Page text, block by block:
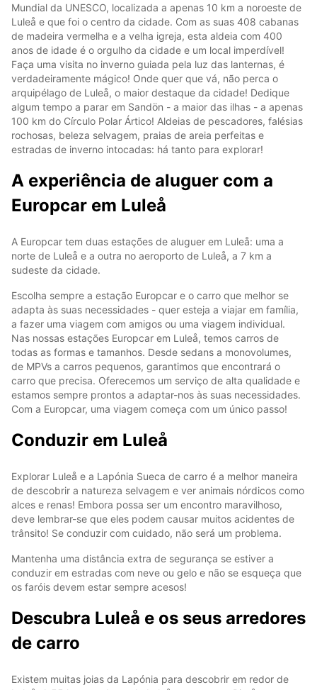
Mundial da UNESCO, localizada a apenas 10 km a noroeste de
Luleå e que foi o centro da cidade. Com as suas 408 cabanas
de madeira vermelha e a velha igreja, esta aldeia com 400
anos de idade é o orgulho da cidade e um local imperdível!
Faça uma visita no inverno guiada pela luz das lanternas, é
verdadeiramente mágico! Onde quer que vá, não perca o
arquipélago de Luleå, o maior destaque da cidade! Dedique
algum tempo a parar em Sandön - a maior das ilhas - a apenas
100 km do Círculo Polar Ártico! Aldeias de pescadores, falésias
rochosas, beleza selvagem, praias de areia perfeitas e
estradas de inverno intocadas: há tanto para explorar!
A experiência de aluguer com a
Europcar em Luleå
A Europcar tem duas estações de aluguer em Luleå: uma a
norte de Luleå e a outra no aeroporto de Luleå, a 7 km a
sudeste da cidade.
Escolha sempre a estação Europcar e o carro que melhor se
adapta às suas necessidades - quer esteja a viajar em família,
a fazer uma viagem com amigos ou uma viagem individual.
Nas nossas estações Europcar em Luleå, temos carros de
todas as formas e tamanhos. Desde sedans a monovolumes,
de MPVs a carros pequenos, garantimos que encontrará o
carro que precisa. Oferecemos um serviço de alta qualidade e
estamos sempre prontos a adaptar-nos às suas necessidades.
Com a Europcar, uma viagem começa com um único passo!
Conduzir em Luleå
Explorar Luleå e a Lapónia Sueca de carro é a melhor maneira
de descobrir a natureza selvagem e ver animais nórdicos como
alces e renas! Embora possa ser um encontro maravilhoso,
deve lembrar-se que eles podem causar muitos acidentes de
trânsito! Se conduzir com cuidado, não será um problema.
Mantenha uma distância extra de segurança se estiver a
conduzir em estradas com neve ou gelo e não se esqueça que
os faróis devem estar sempre acesos!
Descubra Luleå e os seus arredores
de carro
Existem muitas joias da Lapónia para descobrir em redor de